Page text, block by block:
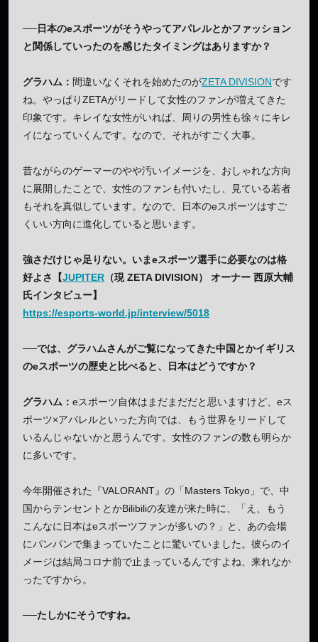
──日本のeスポーツがそうやってアパレルとかファッション
と関係していったのを感じたタイミングはありますか？
グラハム： 間違いなくそれを始めたのがZETA DIVISIONです
ね。やっぱりZETAがリードして女性のファンが増えてきた
印象です。キレイな女性がいれば、周りの男性も徐々にキレ
イになっていくんです。なので、それがすごく大事。
昔ながらのゲーマーのやや汚いイメージを、おしゃれな方向
に展開したことで、女性のファンも付いたし、見ている若者
もそれを真似しています。なので、日本のeスポーツはすご
くいい方向に進化していると思います。
強さだけじゃ足りない。いまeスポーツ選手に必要なのは格
好よさ【JUPITER （現 ZETA DIVISION） オーナー 西原大輔
氏インタビュー】
https://esports-world.jp/interview/5018
──では、グラハムさんがご覧になってきた中国とかイギリス
のeスポーツの歴史と比べると、日本はどうですか？
グラハム： eスポーツ自体はまだまだだと思いますけど、eス
ポーツ×アパレルといった方向では、もう世界をリードして
いるんじゃないかと思うんです。女性のファンの数も明らか
に多いです。
今年開催された『VALORANT』の「Masters Tokyo」で、中
国からテンセントとかBilibiliの友達が来た時に、「え、もう
こんなに日本はeスポーツファンが多いの？」と、あの会場
にパンパンで集まっていたことに驚いていました。彼らのイ
メージは結局コロナ前で止まっているんですよね、来れなか
ったですから。
──たしかにそうですね。